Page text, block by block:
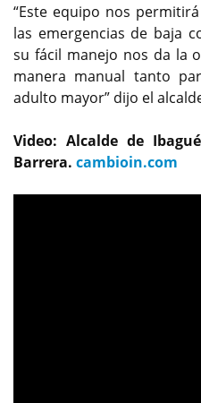
“Este equipo nos
las emergencias de baja
su fácil manejo nos da la
manera manual tanto
adulto mayor” dijo el
Video: Alcalde de
Barrera. cambioin.com